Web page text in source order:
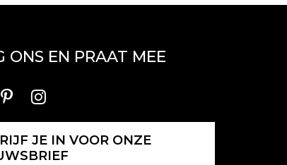
ONS EN PRAAT MEE
JE IN VOOR ONZE